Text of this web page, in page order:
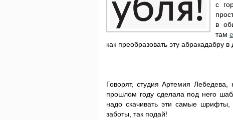
с
в
там
как преобразовать эту
Говорят, студия Артемия
прошлом году сделала под него
надо скачивать эти самые
заботы, так подай!